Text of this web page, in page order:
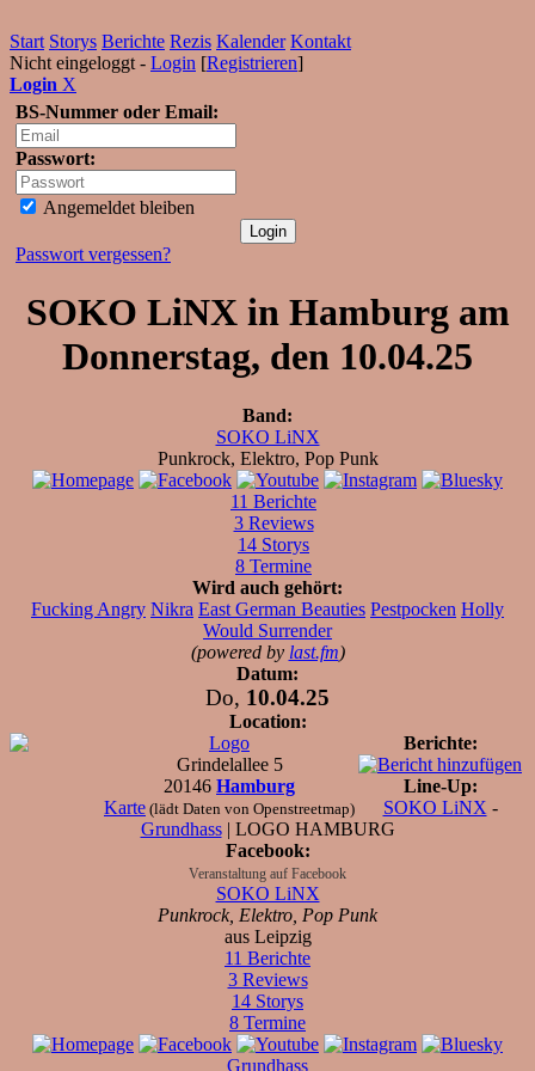
Start Storys Berichte Rezis Kalender Kontakt
Nicht eingeloggt - Login [Registrieren]
Login X
BS-Nummer oder Email:
Passwort:
Angemeldet bleiben
Passwort vergessen?
SOKO LiNX in Hamburg am
Donnerstag, den 10.04.25
Band:
SOKO LiNX
Punkrock, Elektro, Pop Punk
11 Berichte
3 Reviews
14 Storys
8 Termine
Wird auch gehört:
Fucking Angry Nikra East German Beauties Pestpocken Holly
Would Surrender
(powered by last.fm)
Datum:
Do, 10.04.25
Location:
Logo
Grindelallee 5
20146 Hamburg
Karte (lädt Daten von Openstreetmap)
Berichte:
Line-Up:
SOKO LiNX -
Grundhass| LOGO HAMBURG
Facebook:
Veranstaltung auf Facebook
SOKO LiNX
Punkrock, Elektro, Pop Punk
aus Leipzig
11 Berichte
3 Reviews
14 Storys
8 Termine
Grundhass